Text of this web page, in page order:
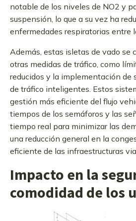
notable de los niveles de NO2 y
suspensión, lo que a su vez ha
enfermedades respiratorias entre
Además, estas isletas de vado se
otras medidas de tráfico, como
reducidos y la implementación de
de tráfico inteligentes. Estos
gestión más eficiente del flujo
tiempos de los semáforos y las
tiempo real para minimizar las
una reducción general en la
eficiente de las infraestructuras
Impacto en la
comodidad de los